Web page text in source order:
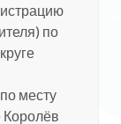
по
месту
Королёв